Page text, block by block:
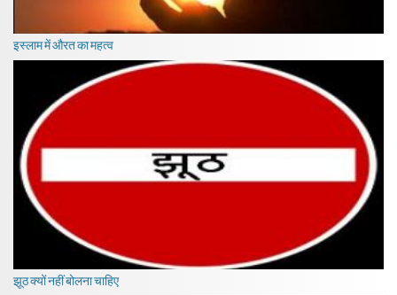
इस्लाम में औरत का महत्व
झूठ क्यों नहीं बोलना चाहिए